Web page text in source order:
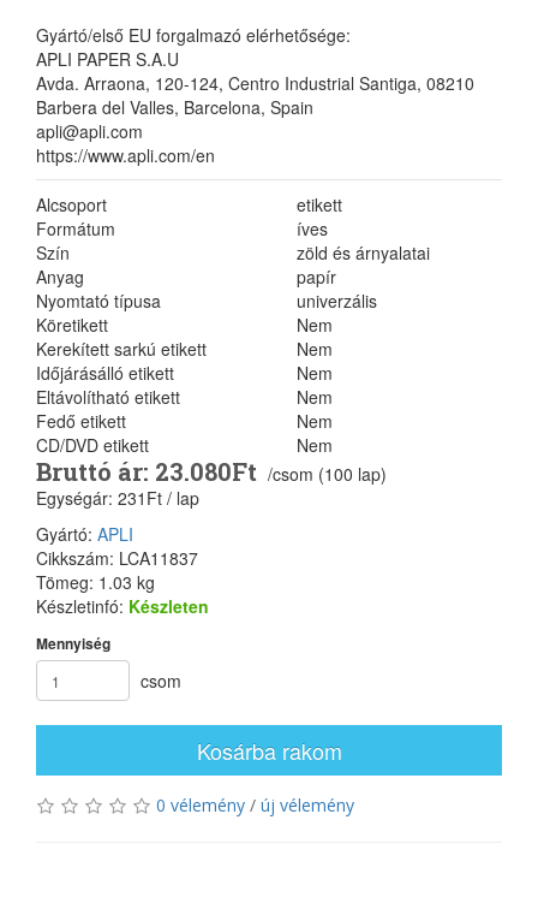
Gyártó/első EU forgalmazó elérhetősége:
APLI PAPER S.A.U
Avda. Arraona, 120-124, Centro Industrial Santiga, 08210
Barbera del Valles, Barcelona, Spain
apli@apli.com
https://www.apli.com/en
Alcsoport
etikett
Formátum
íves
Szín
zöld és árnyalatai
Anyag
papír
Nyomtató típusa
univerzális
Köretikett
Nem
Kerekített sarkú etikett
Nem
Időjárásálló etikett
Nem
Eltávolítható etikett
Nem
Fedő etikett
Nem
CD/DVD etikett
Nem
Bruttó ár: 23.080Ft /csom (100 lap)
Egységár: 231Ft / lap
Gyártó: APLI
Cikkszám: LCA11837
Tömeg: 1.03 kg
Készletinfó: Készleten
Mennyiség
csom
Kosárba rakom
0 vélemény / új vélemény